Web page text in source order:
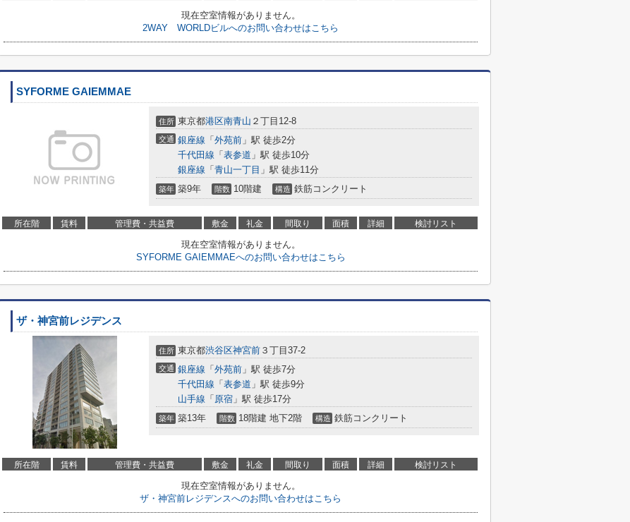
現在空室情報がありません。
2WAY WORLDビルへのお問い合わせはこちら
SYFORME GAIEMMAE
住所 東京都港区南青山 ２丁目12-8
交通 銀座線 「 外苑前 」駅 徒歩2分
千代田線 「 表参道 」駅 徒歩10分
銀座線 「 青山一丁目 」駅 徒歩11分
築年 築9年 階数 10階建 構造 鉄筋コンクリート
所在階 賃料 管理費・共益費 敷金 礼金 間取り 面積 詳細 検討リスト
現在空室情報がありません。
SYFORME GAIEMMAEへのお問い合わせはこちら
ザ・神宮前レジデンス
住所 東京都渋谷区神宮前 ３丁目37-2
交通 銀座線 「 外苑前 」駅 徒歩7分
千代田線 「 表参道 」駅 徒歩9分
山手線 「 原宿 」駅 徒歩17分
築年 築13年 階数 18階建 地下2階 構造 鉄筋コンクリート
所在階 賃料 管理費・共益費 敷金 礼金 間取り 面積 詳細 検討リスト
現在空室情報がありません。
ザ・神宮前レジデンスへのお問い合わせはこちら